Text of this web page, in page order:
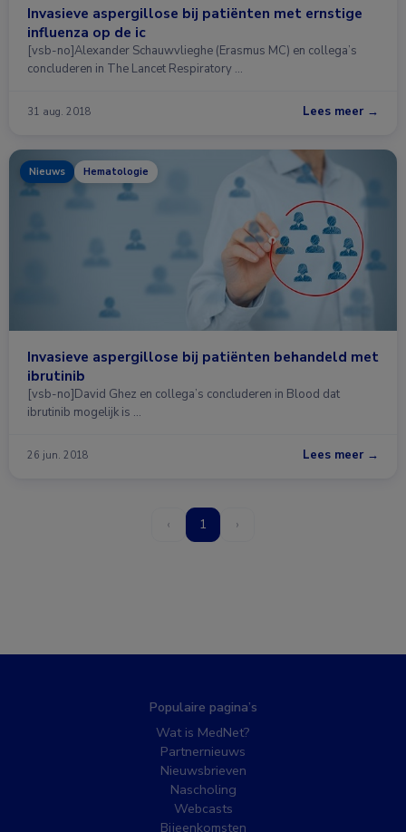
Invasieve aspergillose bij patiënten met ernstige
influenza op de ic
[vsb-no]Alexander Schauwvlieghe (Erasmus MC) en collega’s
concluderen in The Lancet Respiratory …
31 aug. 2018 Lees meer →
Nieuws Hematologie
Invasieve aspergillose bij patiënten behandeld met
ibrutinib
[vsb-no]David Ghez en collega’s concluderen in Blood dat
ibrutinib mogelijk is …
26 jun. 2018 Lees meer →
‹ 1 ›
Populaire pagina’s
Wat is MedNet?
Partnernieuws
Nieuwsbrieven
Nascholing
Webcasts
Bijeenkomsten